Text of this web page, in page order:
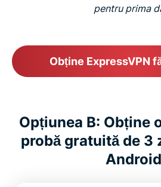
pentru prima
Obține ExpressVPN
Opțiunea B: Obține
probă gratuită de 3
Android